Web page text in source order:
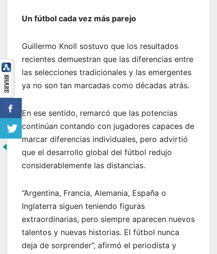
Un fútbol cada vez más parejo
Guillermo Knoll sostuvo que los resultados
recientes demuestran que las diferencias entre
las selecciones tradicionales y las emergentes
ya no son tan marcadas como décadas atrás.
En ese sentido, remarcó que las potencias
continúan contando con jugadores capaces de
marcar diferencias individuales, pero advirtió
que el desarrollo global del fútbol redujo
considerablemente las distancias.
“Argentina, Francia, Alemania, España o
Inglaterra siguen teniendo figuras
extraordinarias, pero siempre aparecen nuevos
talentos y nuevas historias. El fútbol nunca
deja de sorprender”, afirmó el periodista y